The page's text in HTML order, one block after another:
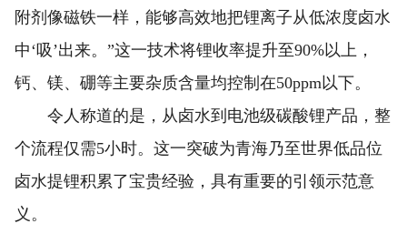
附剂像磁铁一样，能够高效地把锂离子从低浓度卤水
中‘吸’出来。”这一技术将锂收率提升至90%以上，
钙、镁、硼等主要杂质含量均控制在50ppm以下。
令人称道的是，从卤水到电池级碳酸锂产品，整
个流程仅需5小时。这一突破为青海乃至世界低品位
卤水提锂积累了宝贵经验，具有重要的引领示范意
义。